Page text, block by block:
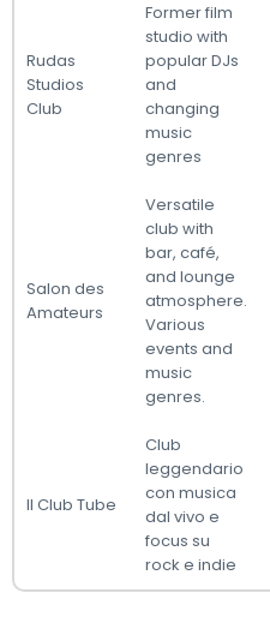
Rudas
Studios
Club
Former film
studio with
popular DJs
and
changing
music
genres
Salon des
Amateurs
Versatile
club with
bar, café,
and lounge
atmosphere.
Various
events and
music
genres.
Il Club Tube
Club
leggendario
con musica
dal vivo e
focus su
rock e indie